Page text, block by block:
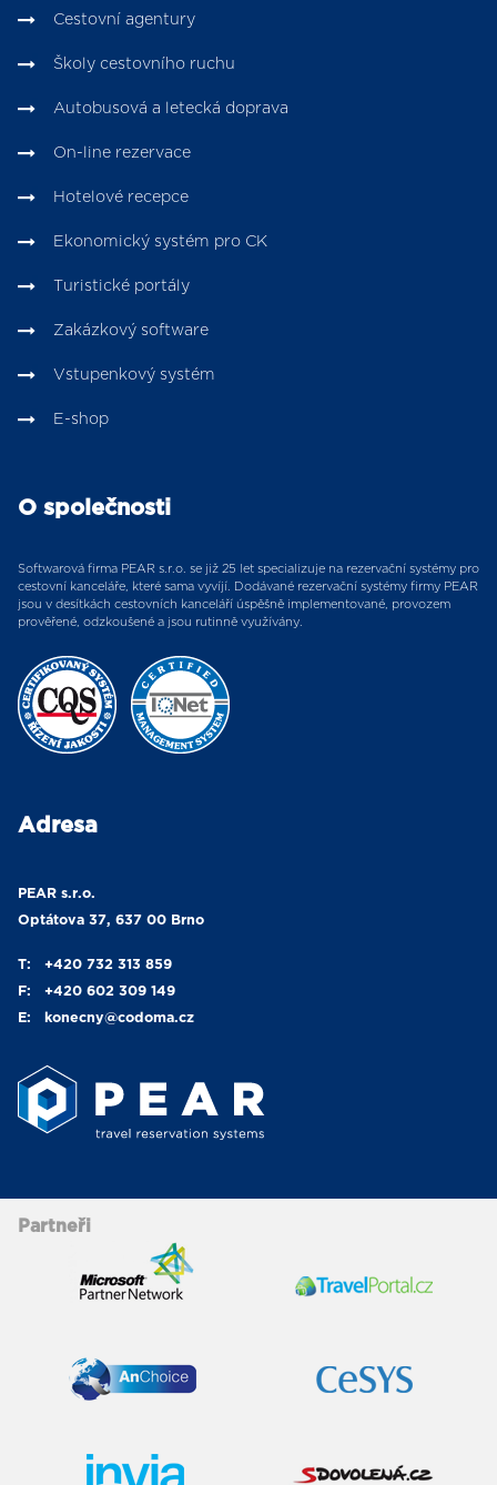
Cestovní agentury
Školy cestovního ruchu
Autobusová a letecká doprava
On-line rezervace
Hotelové recepce
Ekonomický systém pro CK
Turistické portály
Zakázkový software
Vstupenkový systém
E-shop
O společnosti
Softwarová firma PEAR s.r.o. se již 25 let specializuje na rezervační systémy pro
cestovní kanceláře, které sama vyvíjí. Dodávané rezervační systémy firmy PEAR
jsou v desítkách cestovních kanceláří úspěšně implementované, provozem
prověřené, odzkoušené a jsou rutinně využívány.
Adresa
PEAR s.r.o.
Optátova 37, 637 00 Brno
T:
+420 732 313 859
F:
+420 602 309 149
E:
konecny@codoma.cz
Partneři